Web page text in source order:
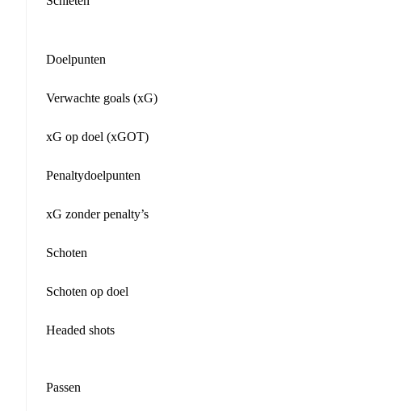
Doelpunten
Verwachte goals (xG)
xG op doel (xGOT)
Penaltydoelpunten
xG zonder penalty’s
Schoten
Schoten op doel
Headed shots
Passen